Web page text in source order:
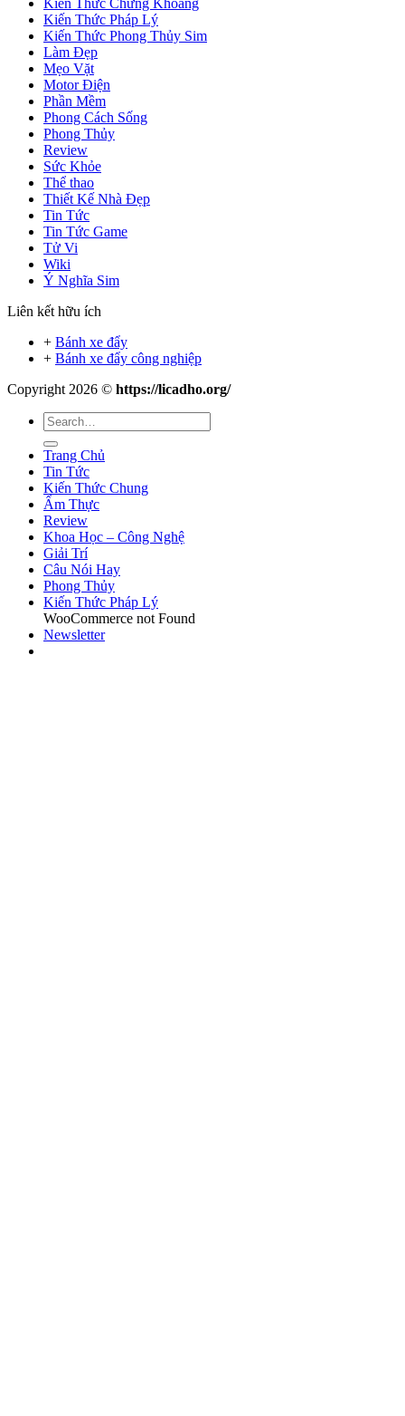
Kiến Thức Pháp Lý
Kiến Thức Phong Thủy Sim
Làm Đẹp
Mẹo Vặt
Motor Điện
Phần Mềm
Phong Cách Sống
Phong Thủy
Review
Sức Khỏe
Thể thao
Thiết Kế Nhà Đẹp
Tin Tức
Tin Tức Game
Tử Vi
Wiki
Ý Nghĩa Sim
Liên kết hữu ích
+ Bánh xe đẩy
+ Bánh xe đẩy công nghiệp
Copyright 2026 © https://licadho.org/
Trang Chủ
Tin Tức
Kiến Thức Chung
Ẩm Thực
Review
Khoa Học – Công Nghệ
Giải Trí
Câu Nói Hay
Phong Thủy
Kiến Thức Pháp Lý
WooCommerce not Found
Newsletter